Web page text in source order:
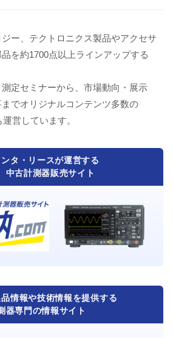
ー、テクトロニクス製品やアクセサ
を約1700点以上ラインアップする
定セミナーから、市場動向・展示
でオリジナルコンテンツ多数の
運営しています。
タ・リースが運営する
中古計測器販売サイト
情報や技術情報を提供する
器専門の情報サイト